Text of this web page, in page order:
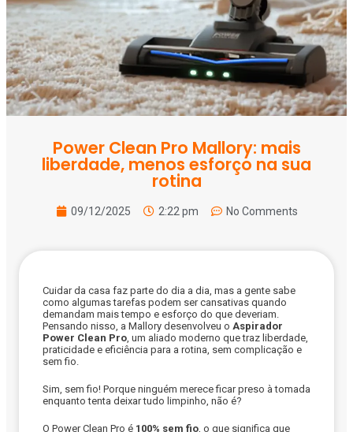
Power Clean Pro Mallory: mais
liberdade, menos esforço na sua
rotina
09/12/2025 2:22 pm No Comments
Cuidar da casa faz parte do dia a dia, mas a gente sabe
como algumas tarefas podem ser cansativas quando
demandam mais tempo e esforço do que deveriam.
Pensando nisso, a Mallory desenvolveu o Aspirador
Power Clean Pro , um aliado moderno que traz liberdade,
praticidade e eficiência para a rotina, sem complicação e
sem fio.
Sim, sem fio! Porque ninguém merece ficar preso à tomada
enquanto tenta deixar tudo limpinho, não é?
O Power Clean Pro é 100% sem fio , o que significa que